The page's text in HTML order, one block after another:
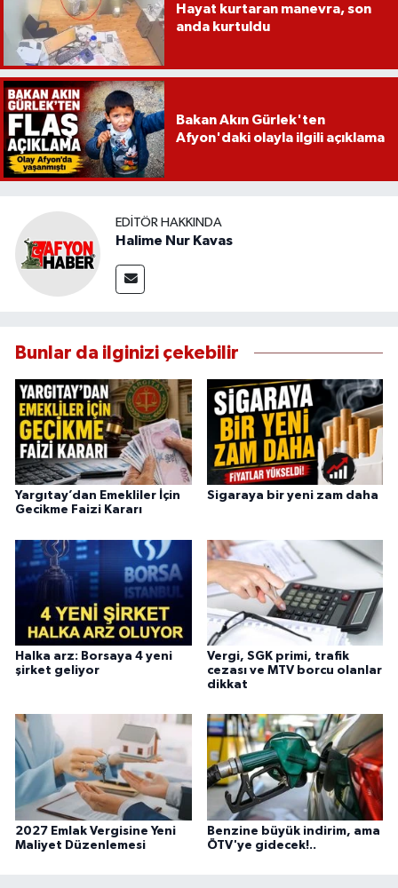
Hayat kurtaran manevra, son
anda kurtuldu
Bakan Akın Gürlek'ten
Afyon'daki olayla ilgili açıklama
EDITÖR HAKKINDA
Halime Nur Kavas
Bunlar da ilginizi çekebilir
Yargıtay’dan Emekliler İçin
Gecikme Faizi Kararı
Sigaraya bir yeni zam daha
Halka arz: Borsaya 4 yeni
şirket geliyor
Vergi, SGK primi, trafik
cezası ve MTV borcu olanlar
dikkat
2027 Emlak Vergisine Yeni
Maliyet Düzenlemesi
Benzine büyük indirim, ama
ÖTV'ye gidecek!..